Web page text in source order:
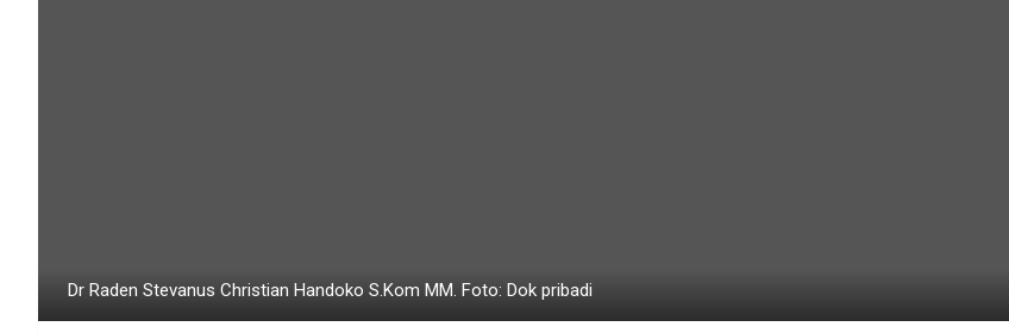
Dr Raden Stevanus Christian Handoko S.Kom MM. Foto: Dok pribadi